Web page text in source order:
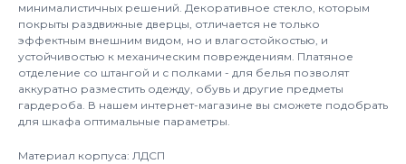
минималистичных решений. Декоративное стекло, которым
покрыты раздвижные дверцы, отличается не только
эффектным внешним видом, но и влагостойкостью, и
устойчивостью к механическим повреждениям. Платяное
отделение со штангой и с полками - для белья позволят
аккуратно разместить одежду, обувь и другие предметы
гардероба. В нашем интернет-магазине вы сможете подобрать
для шкафа оптимальные параметры.
Материал корпуса: ЛДСП